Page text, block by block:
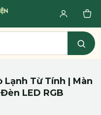
Lạnh Từ Tính | Màn
LED RGB